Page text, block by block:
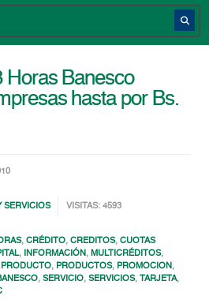
Horas Banesco
hasta por Bs.
SERVICIOS VISITAS: 4593
,CRÉDITO,CREDITOS,CUOTAS
, INFORMACIÓN,MULTICRÉDITOS,
PRODUCTO, PRODUCTOS, PROMOCION,
,SERVICIO,SERVICIOS, TARJETA,